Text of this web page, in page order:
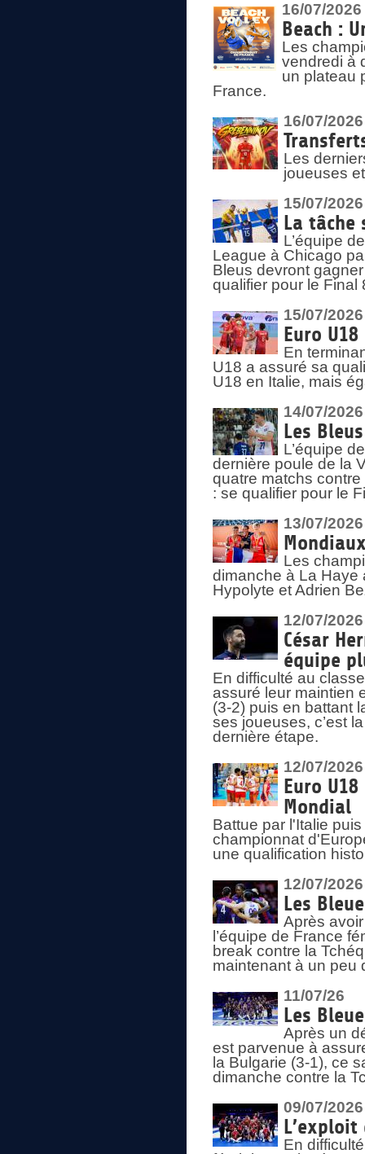
16/07/2026
Beach :
Les
vendredi à
un plateau
France.
16/07/2026
Les
joueuses
15/07/2026
La tâche
L’équipe
League à Chicago
Bleus devront
qualifier pour le Final
15/07/2026
Euro
En
U18 a assuré sa
U18 en Italie, mais
14/07/2026
Les
L’équipe
dernière poule de la
quatre matchs
: se qualifier pour le
13/07/2026
Les
dimanche à La Haye
Hypolyte et Adrien
12/07/2026
César
équipe
En difficulté au
assuré leur maintien
(3-2) puis en battant
ses joueuses, c’est
dernière étape.
12/07/2026
Euro
Mondial
Battue par l'Italie
championnat
une qualification
12/07/2026
Les
Après
l’équipe de France
break contre la
maintenant à un peu
11/07/26
Les
Après un
est parvenue à
la Bulgarie (3-1), ce
dimanche contre la
09/07/2026
En